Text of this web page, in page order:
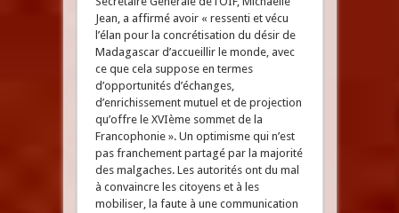
Jean, a affirmé avoir « ressenti et vécu
l’élan pour la concrétisation du désir de
Madagascar d’accueillir le monde, avec
ce que cela suppose en termes
d’opportunités d’échanges,
d’enrichissement mutuel et de projection
qu’offre le XVIème sommet de la
Francophonie ». Un optimisme qui n’est
pas franchement partagé par la majorité
des malgaches. Les autorités ont du mal
à convaincre les citoyens et à les
mobiliser, la faute à une communication